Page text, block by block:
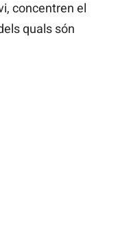
concentren el
quals són